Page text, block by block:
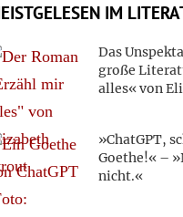
IM
Das
große
alles« von
»ChatGPT,
Goethe!« –
nicht.«